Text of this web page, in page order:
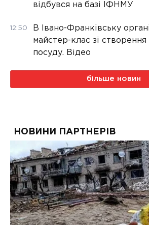
відбувся на базі ІФНМУ
12:50
В Івано-Франківську
майстер-клас зі
посуду. Відео
більше новин